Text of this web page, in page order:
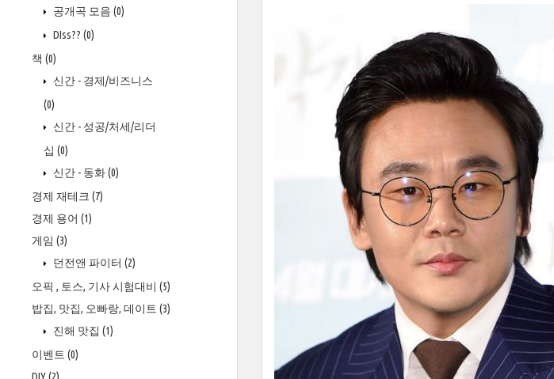
공개곡 모음 (0)
DIss?? (0)
책 (0)
신간 - 경제/비즈니스
(0)
신간 - 성공/처세/리더
십 (0)
신간 - 동화(0)
경제 재테크 (7)
경제 용어 (1)
게임 (3)
던전앤 파이터 (2)
오픽 , 토스, 기사 시험대비 (5)
밥집, 맛집, 오빠랑, 데이트 (3)
진해 맛집 (1)
이벤트 (0)